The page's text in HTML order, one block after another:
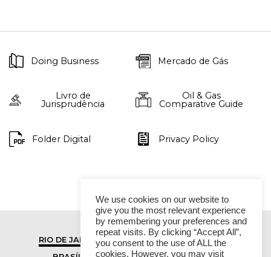
Doing Business Mercado de Gás
Livro de
Jurisprudência
Oil & Gas
Comparative Guide
Folder Digital Privacy Policy
RIO DE JANEIRO
SÃO PAULO
We use cookies on our website to
give you the most relevant experience
by remembering your preferences and
repeat visits. By clicking “Accept All”,
you consent to the use of ALL the
cookies. However, you may visit